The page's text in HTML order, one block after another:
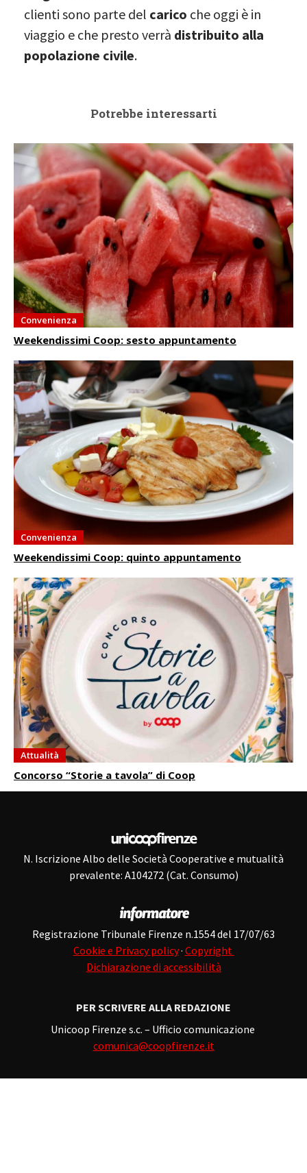
clienti sono parte del carico che oggi è in
viaggio e che presto verrà distribuito alla
popolazione civile.
Potrebbe interessarti
Convenienza
Weekendissimi Coop: sesto appuntamento
Convenienza
Weekendissimi Coop: quinto appuntamento
Attualità
Concorso “Storie a tavola” di Coop
N. Iscrizione Albo delle Società Cooperative e mutualità
prevalente: A104272 (Cat. Consumo)
Registrazione Tribunale Firenze n.1554 del 17/07/63
Cookie e Privacy policy· Copyright
Dichiarazione di accessibilità
PER SCRIVERE ALLA REDAZIONE
Unicoop Firenze s.c. – Ufficio comunicazione
comunica@coopfirenze.it